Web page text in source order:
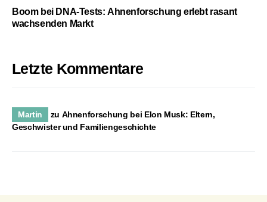
Boom bei DNA-Tests: Ahnenforschung erlebt rasant
wachsenden Markt
Letzte Kommentare
Martin zu Ahnenforschung bei Elon Musk: Eltern,
Geschwister und Familiengeschichte